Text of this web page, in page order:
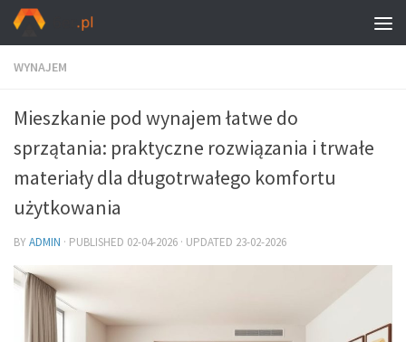
WYNAJEM
Mieszkanie pod wynajem łatwe do
sprzątania: praktyczne rozwiązania i trwałe
materiały dla długotrwałego komfortu
użytkowania
BYADMIN · PUBLISHED 02-04-2026 · UPDATED 23-02-2026